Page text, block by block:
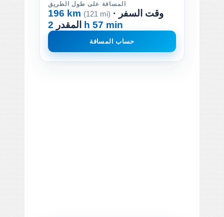
المسافة على طول الطريق
196 km (121 mi) · وقت السفر
المقدر 2 h 57 min
حساب المسافة